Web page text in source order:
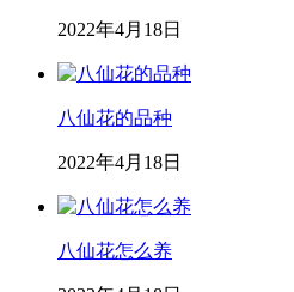
2022年4月18日
八仙花的品种
2022年4月18日
八仙花怎么养